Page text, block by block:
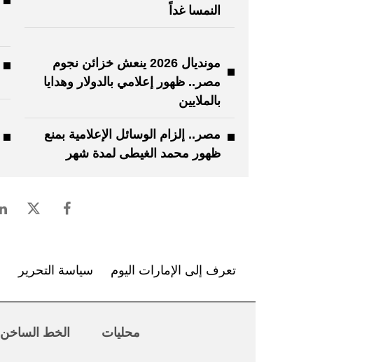
النمسا غداً
مونديال 2026 ينعش خزائن نجوم
مصر.. ظهور إعلامي بالدولار وهدايا
بالملايين
مصر.. إلزام الوسائل الإعلامية بمنع
ظهور محمد الغيطى لمدة شهر
تعرف إلى الإمارات اليوم سياسة التحرير
محليات الخط الساخن